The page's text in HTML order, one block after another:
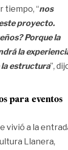
tiempo, “nos
proyecto.
Porque la
la
estructura”,
para eventos
vivió a la
Llanera,